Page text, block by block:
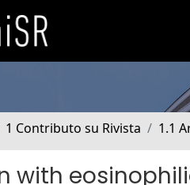
1 Contributo su Rivista 1.1
with